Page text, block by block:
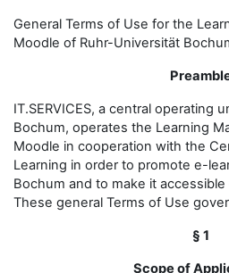
General Terms of Use for the
Moodle of Ruhr-Universität
IT.SERVICES, a central operating
Bochum, operates the Learning
Moodle in cooperation with the
Learning in order to promote e-
Bochum and to make it
These general Terms of Use
§ 1
Scope of